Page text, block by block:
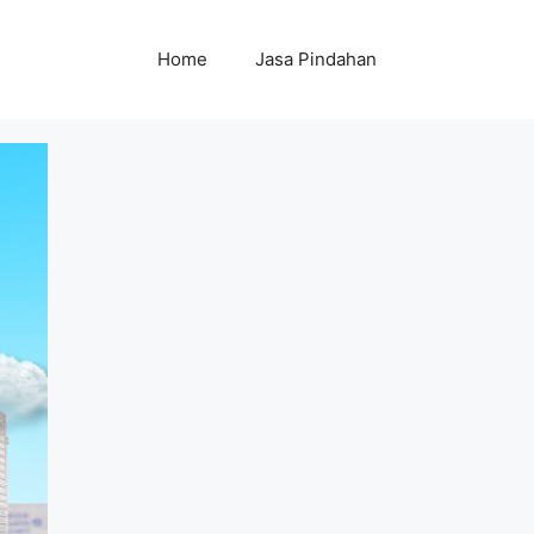
Home Jasa Pindahan